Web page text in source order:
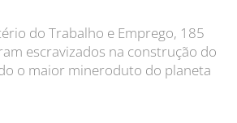
do Trabalho e Emprego, 185
escravizados na construção do
o maior mineroduto do planeta